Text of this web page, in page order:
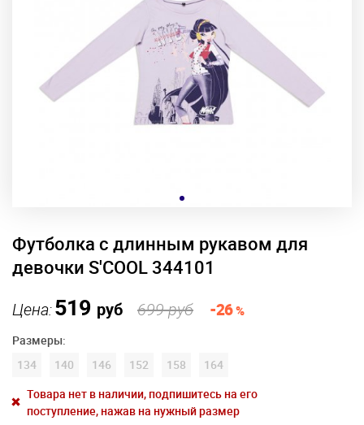
Футболка с длинным рукавом для
девочки S'COOL 344101
Цена:519 руб 699 руб -26%
Размеры:
134
140 146 152 158
164
Товара нет в наличии, подпишитесь на его
поступление, нажав на нужный размер